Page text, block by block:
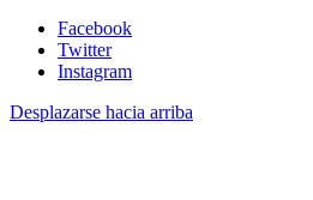
Facebook
Twitter
Instagram
Desplazarse hacia arriba